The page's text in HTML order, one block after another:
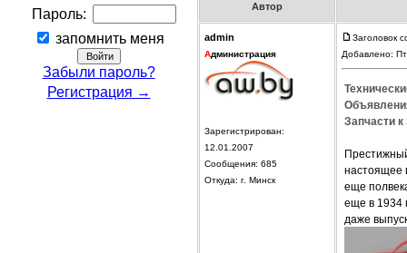
Пароль:
запомнить меня
Забыли пароль?
Регистрация →
Автор
admin
Администрация
Зарегистрирован:
12.01.2007
Сообщения: 685
Откуда: г. Минск
Заголовок
Добавлено:
Запчасти к
настоящее
еще
еще в 1934
даже